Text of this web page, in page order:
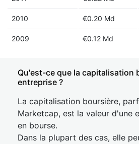
2010 €0.20 Md
2009 €0.12 Md
Qu'est-ce que la capitalisation
entreprise ?
La capitalisation boursière,
Marketcap, est la valeur d'une
en bourse.
Dans la plupart des cas, elle